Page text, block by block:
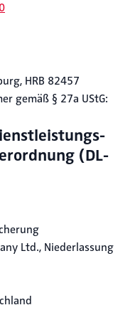
HRB 82457
gemäß § 27a UStG:
(DL-
Ltd., Niederlassung